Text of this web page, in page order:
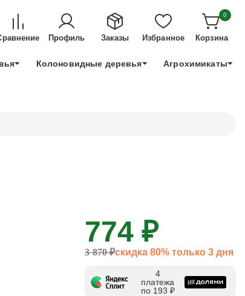
ДЛЯ ТЕХ, КТО УСПЕЕТ!
+7 991 898 83 30
Профиль Заказы Избранное
0
Корзина
Колоновидные деревья Агрохимикаты
774 ₽
3 870 ₽скидка 80% только 3 дня
4
платежа
по 193 ₽